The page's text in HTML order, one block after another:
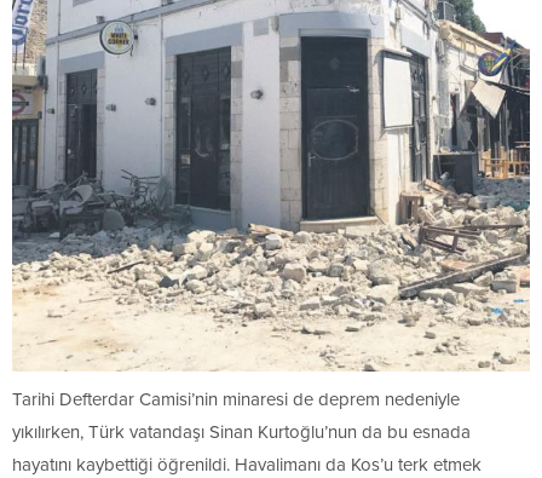
Tarihi Defterdar Camisi’nin minaresi de deprem nedeniyle
yıkılırken, Türk vatandaşı Sinan Kurtoğlu’nun da bu esnada
hayatını kaybettiği öğrenildi. Havalimanı da Kos’u terk etmek